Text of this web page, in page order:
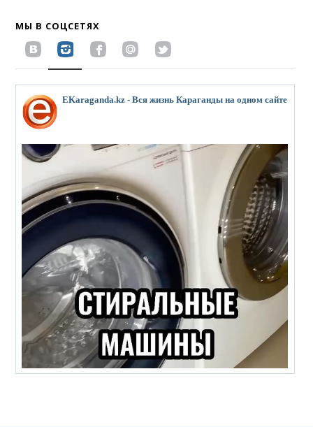
МЫ В СОЦСЕТЯХ
EKaraganda.kz - Вся жизнь Караганды на одном сайте